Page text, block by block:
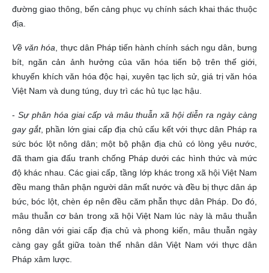
đường giao thông, bến cảng phục vụ chính sách khai thác thuộc
địa.
Về văn hóa , thực dân Pháp tiến hành chính sách ngu dân, bưng
bít, ngăn cản ảnh hưởng của văn hóa tiến bộ trên thế giới,
khuyến khích văn hóa độc hại, xuyên tạc lịch sử, giá trị văn hóa
Việt Nam và dung túng, duy trì các hủ tục lạc hậu.
- Sự phân hóa giai cấp và mâu thuẫn xã hội diễn ra ngày càng
gay gắt, phần lớn giai cấp địa chủ cấu kết với thực dân Pháp ra
sức bóc lột nông dân; một bộ phận địa chủ có lòng yêu nước,
đã tham gia đấu tranh chống Pháp dưới các hình thức và mức
độ khác nhau. Các giai cấp, tầng lớp khác trong xã hội Việt Nam
đều mang thân phận người dân mất nước và đều bị thực dân áp
bức, bóc lột, chèn ép nên đều căm phẫn thực dân Pháp. Do đó,
mâu thuẫn cơ bản trong xã hội Việt Nam lúc này là mâu thuẫn
nông dân với giai cấp địa chủ và phong kiến, mâu thuẫn ngày
càng gay gắt giữa toàn thể nhân dân Việt Nam với thực dân
Pháp xâm lược.